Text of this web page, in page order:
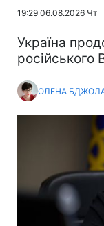
19:29 06.08.2026 Чт
Україна
російського
ОЛЕНА